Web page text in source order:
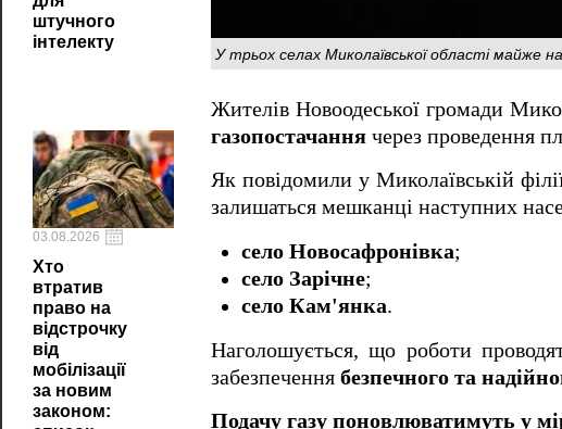
штучного
інтелекту
03.08.2026
Хто
втратив
право на
відстрочку
від
мобілізації
за новим
законом:
У трьох селах Миколаївської області майже
Жителів Новоодеської громади
газопостачання через проведення
Як повідомили у Миколаївській
залишаться мешканці наступних
село Новосафронівка;
село Зарічне;
село Кам'янка.
Наголошується, що роботи
забезпечення безпечного та
Подачу газу поновлюватимуть у